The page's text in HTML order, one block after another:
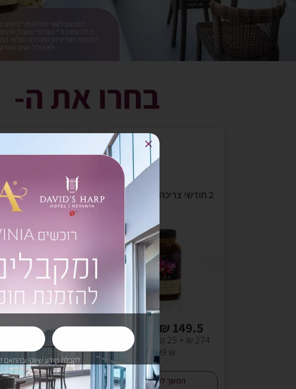
לקבלת מידע שיווקי ובהתאם
M
באריזה
4 חודשי צריכה | 120 כמוסות
124.5 ₪ לחודש
מחיר סופי כולל
₪ 498
המשך לרכישה
2 חודשי צריכה | 60 כמוסות
149.5 ₪ לחודש
274 ₪ + 25 ₪ דמי משלוח
₪ 299
המשך לרכישה